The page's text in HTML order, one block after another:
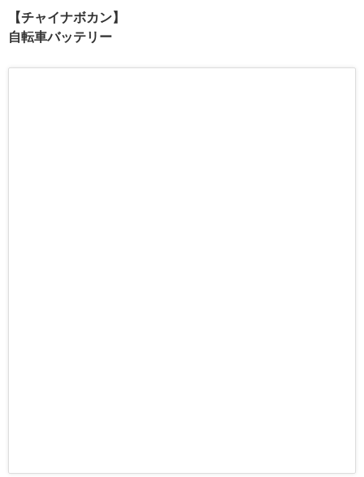
【チャイナボカン】
自転車バッテリー